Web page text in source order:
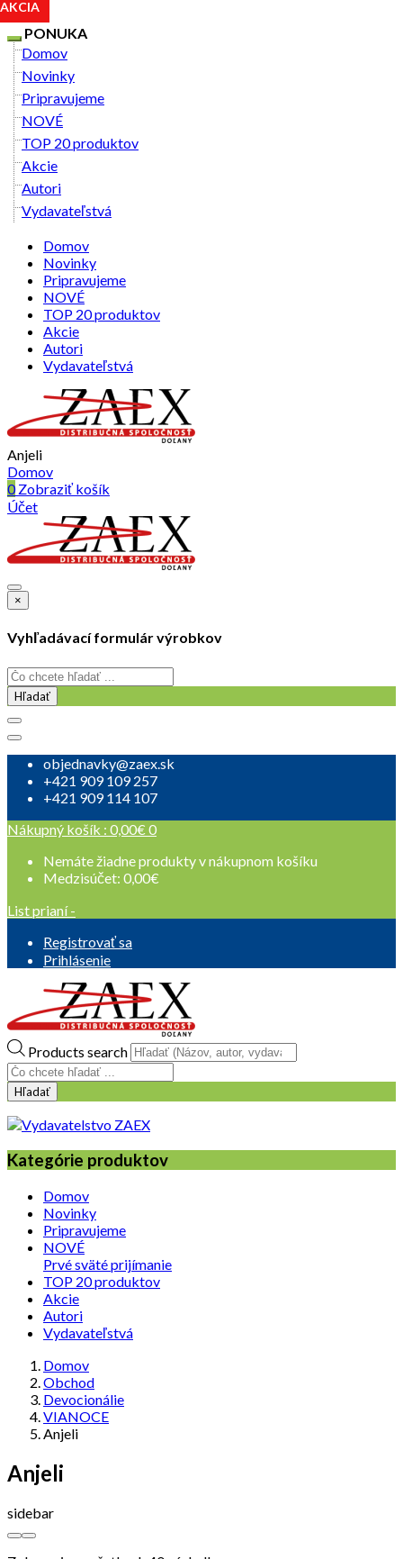
PONUKA
Domov
Novinky
Pripravujeme
NOVÉ
TOP 20 produktov
Akcie
Autori
Vydavateľstvá
Domov
Novinky
Pripravujeme
NOVÉ
TOP 20 produktov
Akcie
Autori
Vydavateľstvá
Anjeli
Domov
0Zobraziť košík
Účet
×
Vyhľadávací formulár výrobkov
Hľadať
objednavky@zaex.sk
+421 909 109 257
+421 909 114 107
Nákupný košík : 0,00€ 0
Nemáte žiadne produkty v nákupnom košíku
Medzisúčet: 0,00€
List prianí -
Registrovať sa
Prihlásenie
Products search
Hľadať
Kategórie produktov
Domov
Novinky
Pripravujeme
NOVÉ
Prvé sväté prijímanie
TOP 20 produktov
Akcie
Autori
Vydavateľstvá
Domov
Obchod
Devocionálie
VIANOCE
Anjeli
Anjeli
sidebar
AKCIA